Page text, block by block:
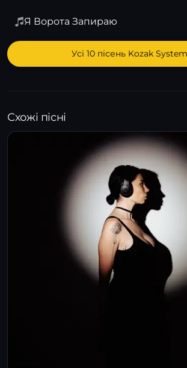
Я Ворота Запираю
Усі 10 пісень Kozak
Схожі пісні